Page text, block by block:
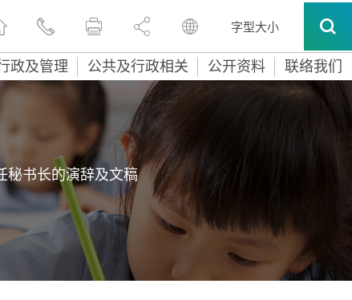
字型大小
政及管理 公共及行政相关 公开资料 联络我们
秘书长的演辞及文稿